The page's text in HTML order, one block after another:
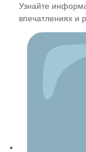
Узнайте
впечатлениях и